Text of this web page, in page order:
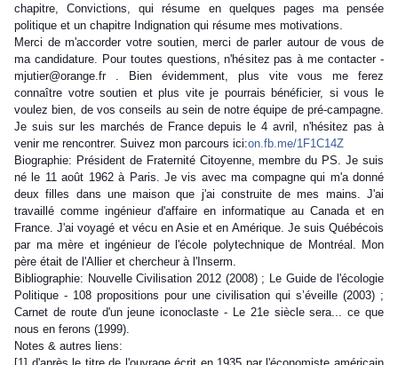
chapitre, Convictions, qui résume en quelques pages ma pensée
politique et un chapitre Indignation qui résume mes motivations.
Merci de m'accorder votre soutien, merci de parler autour de vous de
ma candidature. Pour toutes questions, n'hésitez pas à me contacter -
mjutier@orange.fr . Bien évidemment, plus vite vous me ferez
connaître votre soutien et plus vite je pourrais bénéficier, si vous le
voulez bien, de vos conseils au sein de notre équipe de pré-campagne.
Je suis sur les marchés de France depuis le 4 avril, n'hésitez pas à
venir me rencontrer. Suivez mon parcours ici:on.fb.me/1F1C14Z
Biographie: Président de Fraternité Citoyenne, membre du PS. Je suis
né le 11 août 1962 à Paris. Je vis avec ma compagne qui m'a donné
deux filles dans une maison que j'ai construite de mes mains. J'ai
travaillé comme ingénieur d'affaire en informatique au Canada et en
France. J'ai voyagé et vécu en Asie et en Amérique. Je suis Québécois
par ma mère et ingénieur de l'école polytechnique de Montréal. Mon
père était de l'Allier et chercheur à l'Inserm.
Bibliographie: Nouvelle Civilisation 2012 (2008) ; Le Guide de l'écologie
Politique - 108 propositions pour une civilisation qui s’éveille (2003) ;
Carnet de route d'un jeune iconoclaste - Le 21e siècle sera... ce que
nous en ferons (1999).
Notes & autres liens: